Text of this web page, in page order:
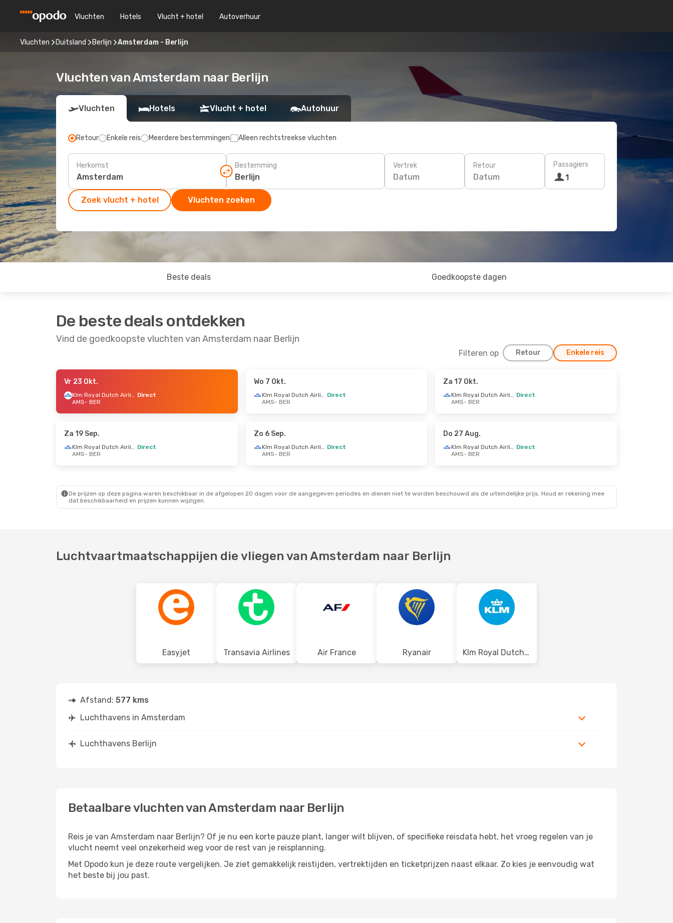
Vluchten Hotels Vlucht + hotel Autoverhuur
Vluchten Duitsland Berlijn Amsterdam - Berlijn
Vluchten van Amsterdam naar Berlijn
Vluchten Hotels Vlucht + hotel Autohuur
Retour Enkele reis Meerdere bestemmingen Alleen rechtstreekse vluchten
Herkomst Bestemming Vertrek
Datum
Retour
Datum
Passagiers
1
Zoek vlucht + hotel Vluchten zoeken
Beste deals Goedkoopste dagen
De beste deals ontdekken
Vind de goedkoopste vluchten van Amsterdam naar Berlijn
Filteren op Retour Enkele reis
- Di 8 Sep.
1 Stop
Klm Royal Dutch Airlines
Direct
AMS - BER
Direct
AMS- BER
Vr 23 Okt.
Klm Royal Dutch Airlines Direct
AMS- BER
Wo 7 Okt.
Klm Royal Dutch Airlines Direct
AMS- BER
Za 17 Okt.
Klm Royal Dutch Airlines Direct
AMS- BER
Za 19 Sep.
Klm Royal Dutch Airlines Direct
AMS- BER
Zo 6 Sep.
Klm Royal Dutch Airlines Direct
AMS- BER
Do 27 Aug.
Klm Royal Dutch Airlines Direct
AMS- BER
De prijzen op deze pagina waren beschikbaar in de afgelopen 20 dagen voor de aangegeven periodes en dienen niet te worden beschouwd als de uiteindelijke prijs. Houd er rekening mee
dat beschikbaarheid en prijzen kunnen wijzigen.
Luchtvaartmaatschappijen die vliegen van Amsterdam naar Berlijn
Easyjet Transavia Airlines Air France Ryanair Klm Royal Dutch Airlines
Afstand: 577 kms
Luchthavens in Amsterdam
Luchthavens Berlijn
Betaalbare vluchten van Amsterdam naar Berlijn
Reis je van Amsterdam naar Berlijn? Of je nu een korte pauze plant, langer wilt blijven, of specifieke reisdata hebt, het vroeg regelen van je
vlucht neemt veel onzekerheid weg voor de rest van je reisplanning.
Met Opodo kun je deze route vergelijken. Je ziet gemakkelijk reistijden, vertrektijden en ticketprijzen naast elkaar. Zo kies je eenvoudig wat
het beste bij jou past.